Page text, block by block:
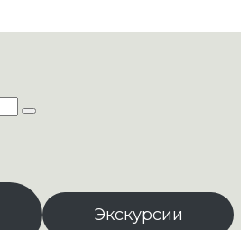
Экскурсии